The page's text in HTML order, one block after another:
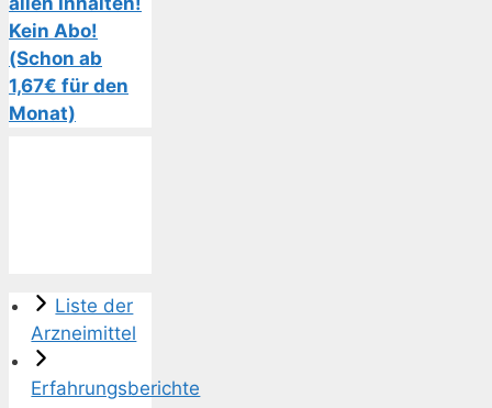
Kein Abo!
(Schon ab
1,67€ für den
Monat)
Liste der
Arzneimittel
Erfahrungsberichte